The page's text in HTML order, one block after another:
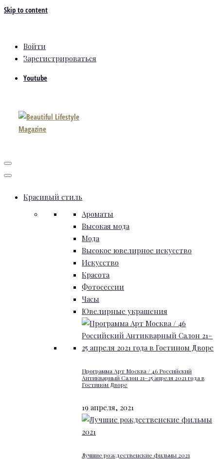
Skip to content
Войти
Зарегистрироваться
Youtube
Красивый стиль
Ароматы
Высокая мода
Мода
Высокое ювелирное искусство
Искусство
Красота
Фотосессии
Часы
Ювелирные украшения
Программа Арт Москва / 46 Российский
Антикварный Салон 21–25 апреля 2021 года в
Гостином Дворе
19 апреля, 2021
Лучшие рождественские фильмы 2021